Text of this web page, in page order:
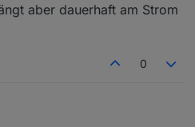
aber dauerhaft am Strom
0